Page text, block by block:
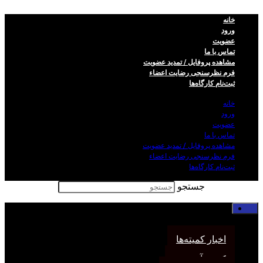
خانه
ورود
عضویت
تماس با ما
مشاهده پروفایل / تمدید عضویت
فرم نظر‌سنجی رضایت اعضاء
ثبت‌نام کارگاه‌ها
خانه
ورود
عضویت
تماس با ما
مشاهده پروفایل / تمدید عضویت
فرم نظر‌سنجی رضایت اعضاء
ثبت‌نام کارگاه‌ها
جستجو
اخبار کمیته‌ها
کمیته آموزش